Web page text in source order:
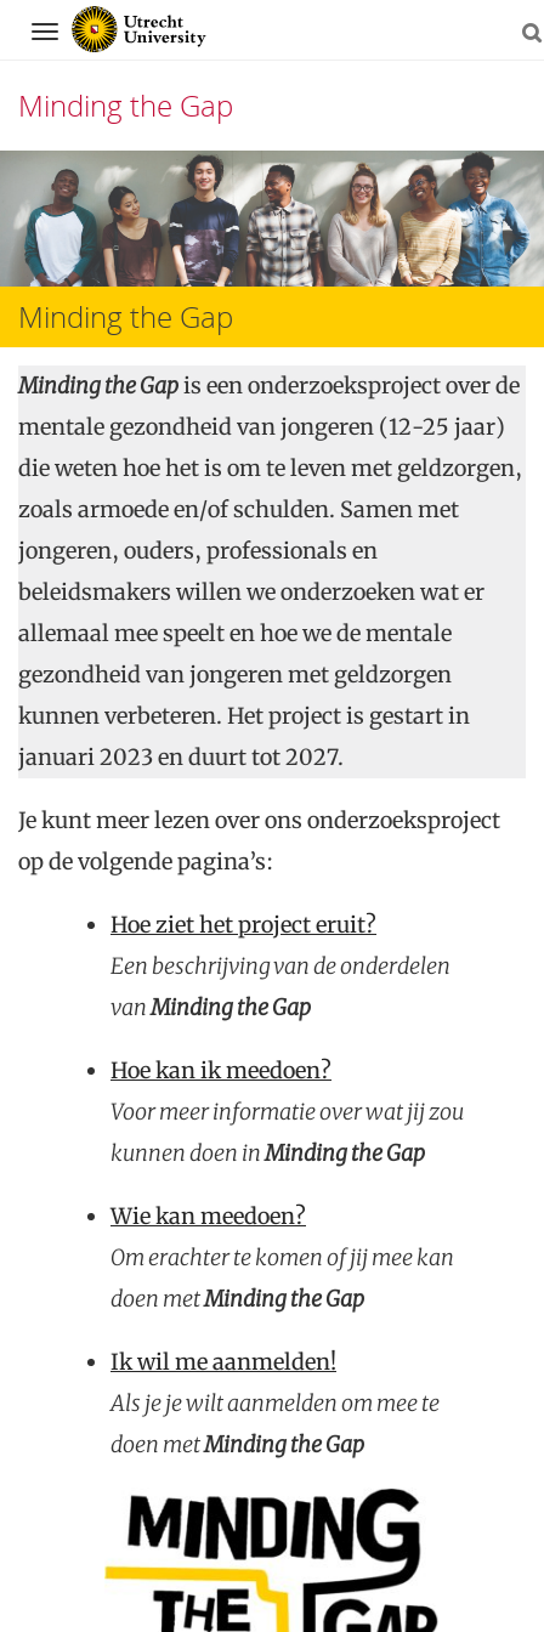
Navigation
Minding the Gap
to
content
Minding the Gap
Minding the Gapis een onderzoeksproject over de
mentale gezondheid van jongeren (12-25 jaar)
die weten hoe het is om te leven met geldzorgen,
zoals armoede en/of schulden. Samen met
jongeren, ouders, professionals en
beleidsmakers willen we onderzoeken wat er
allemaal mee speelt en hoe we de mentale
gezondheid van jongeren met geldzorgen
kunnen verbeteren. Het project is gestart in
januari 2023 en duurt tot 2027.
Je kunt meer lezen over ons onderzoeksproject
op de volgende pagina’s:
Hoe ziet het project eruit?
Een beschrijving van de onderdelen
vanMinding the Gap
Hoe kan ik meedoen?
Voor meer informatie over wat jij zou
kunnen doen inMinding the Gap
Wie kan meedoen?
Om erachter te komen of jij mee kan
doen metMinding the Gap
Ik wil me aanmelden!
Als je je wilt aanmelden om mee te
doen metMinding the Gap